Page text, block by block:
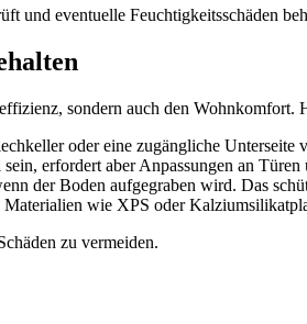
und eventuelle Feuchtigkeitsschäden
sondern auch den Wohnkomfort.
oder eine zugängliche Unterseite
erfordert aber Anpassungen an Türen
der Boden aufgegraben wird. Das
wie XPS oder
zu vermeiden.